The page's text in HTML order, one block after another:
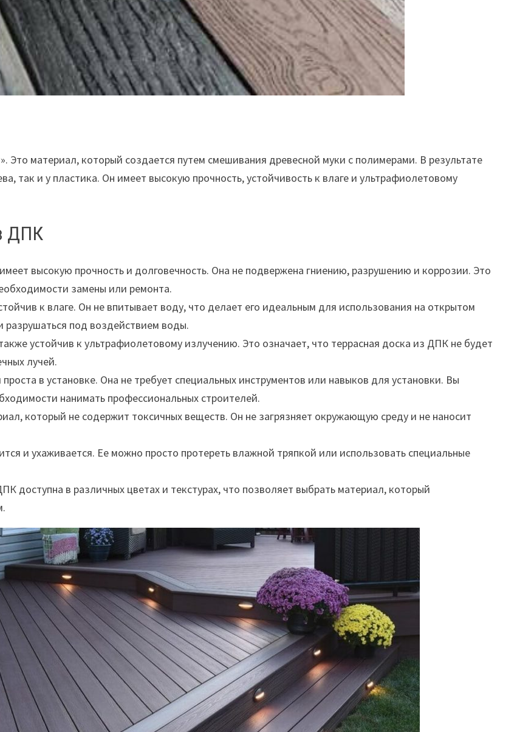
материал, который создается путем смешивания древесной муки с полимерами. В результате
так и у пластика. Он имеет высокую прочность, устойчивость к влаге и ультрафиолетовому
ДПК
высокую прочность и долговечность. Она не подвержена гниению, разрушению и коррозии. Это
замены или ремонта.
к влаге. Он не впитывает воду, что делает его идеальным для использования на открытом
разрушаться под воздействием воды.
устойчив к ультрафиолетовому излучению. Это означает, что террасная доска из ДПК не будет
лучей.
в установке. Она не требует специальных инструментов или навыков для установки. Вы
нанимать профессиональных строителей.
который не содержит токсичных веществ. Он не загрязняет окружающую среду и не наносит
и ухаживается. Ее можно просто протереть влажной тряпкой или использовать специальные
доступна в различных цветах и текстурах, что позволяет выбрать материал, который